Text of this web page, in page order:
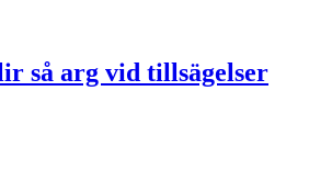
så arg vid tillsägelser